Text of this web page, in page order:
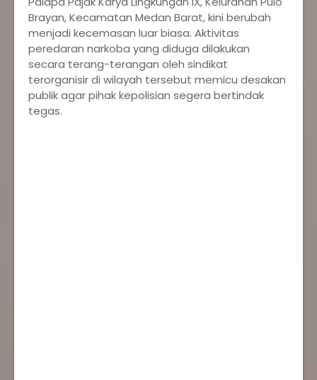
Brayan, Kecamatan Medan Barat, kini berubah
menjadi kecemasan luar biasa. Aktivitas
peredaran narkoba yang diduga dilakukan
secara terang-terangan oleh sindikat
terorganisir di wilayah tersebut memicu desakan
publik agar pihak kepolisian segera bertindak
tegas.